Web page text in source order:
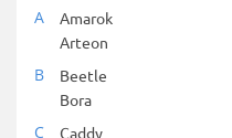
A
Amarok
Arteon
B
Beetle
Bora
C
Caddy